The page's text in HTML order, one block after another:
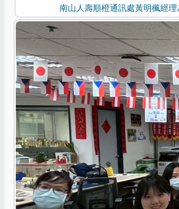
南山人壽順橙通訊處黃明楓經